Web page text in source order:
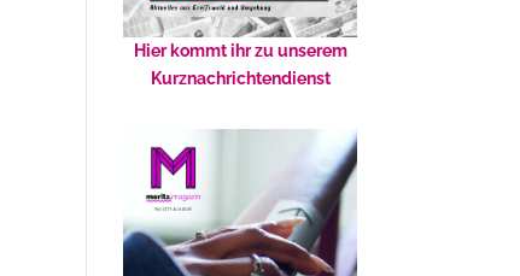
Hier kommt ihr zu unserem
Kurznachrichtendienst